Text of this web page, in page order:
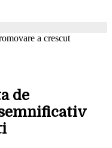
a crescut
de